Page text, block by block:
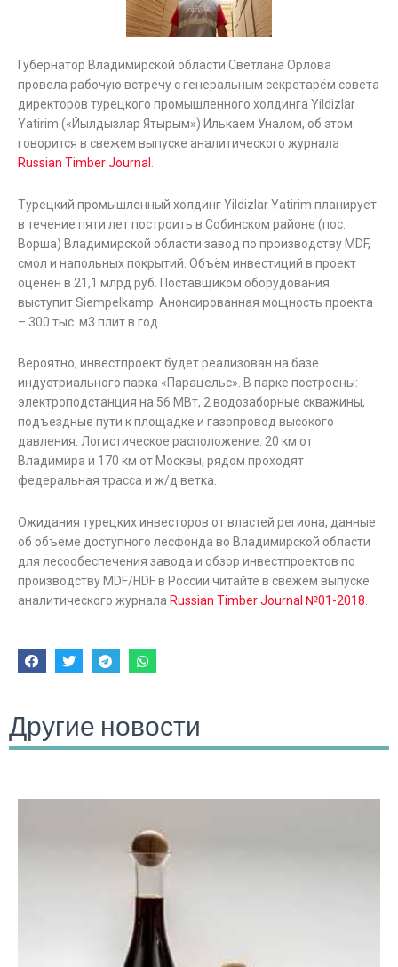
Губернатор Владимирской области Светлана Орлова
провела рабочую встречу с генеральным секретарём совета
директоров турецкого промышленного холдинга Yildizlar
Yatirim («Йылдызлар Ятырым») Илькаем Уналом, об этом
говорится в свежем выпуске аналитического журнала
Russian Timber Journal .
Турецкий промышленный холдинг Yildizlar Yatirim планирует
в течение пяти лет построить в Собинском районе (пос.
Ворша) Владимирской области завод по производству MDF,
смол и напольных покрытий. Объём инвестиций в проект
оценен в 21,1 млрд руб. Поставщиком оборудования
выступит Siempelkamp. Анонсированная мощность проекта
– 300 тыс. м3 плит в год.
Вероятно, инвестпроект будет реализован на базе
индустриального парка «Парацельс». В парке построены:
электроподстанция на 56 МВт, 2 водозаборные скважины,
подъездные пути к площадке и газопровод высокого
давления. Логистическое расположение: 20 км от
Владимира и 170 км от Москвы, рядом проходят
федеральная трасса и ж/д ветка.
Ожидания турецких инвесторов от властей региона, данные
об объеме доступного лесфонда во Владимирской области
для лесообеспечения завода и обзор инвестпроектов по
производству MDF/HDF в России читайте в свежем выпуске
аналитического журнала Russian Timber Journal №01-2018
Другие новости